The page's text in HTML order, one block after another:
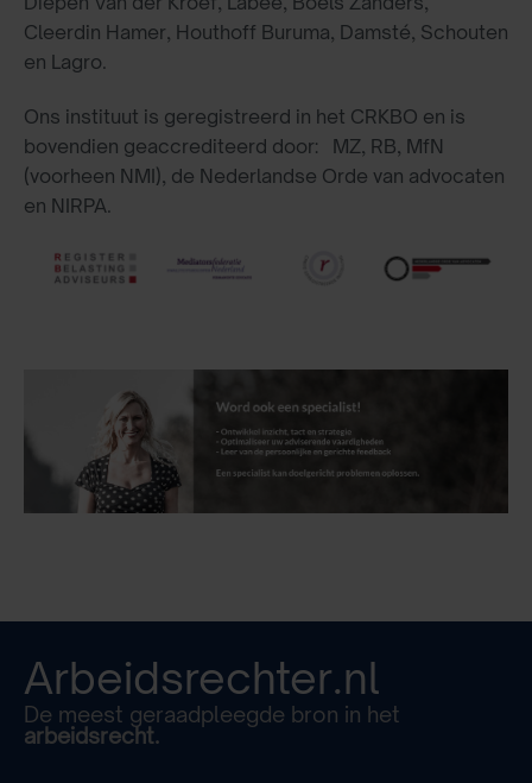
Cleerdin Hamer, Houthoff Buruma, Damsté, Schouten
en Lagro.
Ons instituut is geregistreerd in het CRKBO en is
bovendien geaccrediteerd door: MZ, RB, MfN
(voorheen NMI), de Nederlandse Orde van advocaten
en NIRPA.
Arbeidsrechter.nl
De meest geraadpleegde bron in het
arbeidsrecht.